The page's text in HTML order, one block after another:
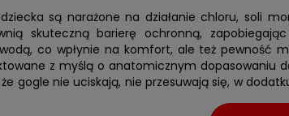
są narażone na działanie chloru, soli
skuteczną barierę ochronną,
co wpłynie na komfort, ale też pewność
z myślą o anatomicznym dopasowaniu
gogle nie uciskają, nie przesuwają się, w